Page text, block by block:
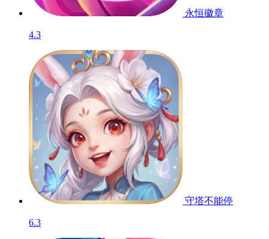
永恒徽章
4.3
守塔不能停
6.3